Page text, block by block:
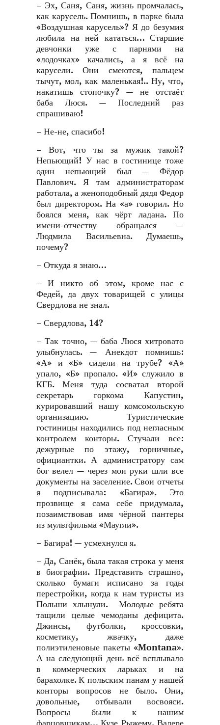
– Эх, Саня, Саня, жизнь промчалась,
как карусель. Помнишь, в парке была
«Воздушная карусель»? Я до безумия
любила на ней кататься… Старшие
девчонки уже с парнями на
«лодочках» качались, а я всё на
карусели. Они смеются, пальцем
тычут, мол, как маленькая!.. Ну, что,
накатишь стопочку? — не отстаёт
баба Люся. — Последний раз
спрашиваю!
– Не-не, спасибо!
– Вот, что ты за мужик такой?
Непьющий! У нас в гостинице тоже
один непьющий был — Фёдор
Павлович. Я там администраторам
работала, а женоподобный дядя Федор
был директором. На «а» говорил. Но
боялся меня, как чёрт ладана. По
имени-отчеству обращался —
Людмила Васильевна. Думаешь,
почему?
– Откуда я знаю…
– И никто об этом, кроме нас с
Федей, да двух товарищей с улицы
Свердлова не знал.
– Свердлова, 14?
– Так точно, — баба Люся хитровато
улыбнулась. — Анекдот помнишь:
«А» и «Б» сидели на трубе? «А»
упало, «Б» пропало. «И» служило в
КГБ. Меня туда сосватал второй
секретарь горкома Капустин,
курировавший нашу комсомольскую
организацию. Туристические
гостиницы находились под негласным
контролем конторы. Стучали все:
дежурные по этажу, горничные,
официантки. А администратору сам
бог велел — через мои руки шли все
документы на заселение. Свои отчеты
я подписывала: «Багира». Это
прозвище я сама себе придумала,
позаимствовав имя чёрной пантеры
из мультфильма «Маугли».
– Багира! — усмехнулся я.
– Да, Санёк, была такая строка у меня
в биографии. Представить страшно,
сколько бумаги исписано за годы
перестройки, когда к нам туристы из
Польши хлынули. Молодые ребята
тащили целые чемоданы дефицита.
Джинсы, футболки, кроссовки,
косметику, жвачку, даже
полиэтиленовые пакеты «Montana».
А на следующий день всё всплывало
в коммерческих ларьках и на
барахолке. К польским панам у нашей
конторы вопросов не было. Они,
довольные, отбывали восвояси.
Вопросы были к нашим